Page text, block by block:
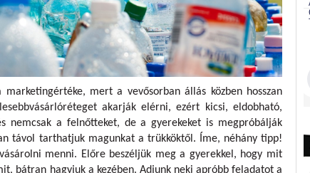
mert a vevősorban állás közben hosszan
akarják elérni, ezért kicsi, eldobható,
nemcsak a felnőtteket, de a gyerekeket is megpróbálják
távol tarthatjuk magunkat a trükköktől. Íme, néhány tipp!
menni. Előre beszéljük meg a gyerekkel, hogy mit
bátran hagyjuk a kezében. Adjunk neki apróbb feladatot a